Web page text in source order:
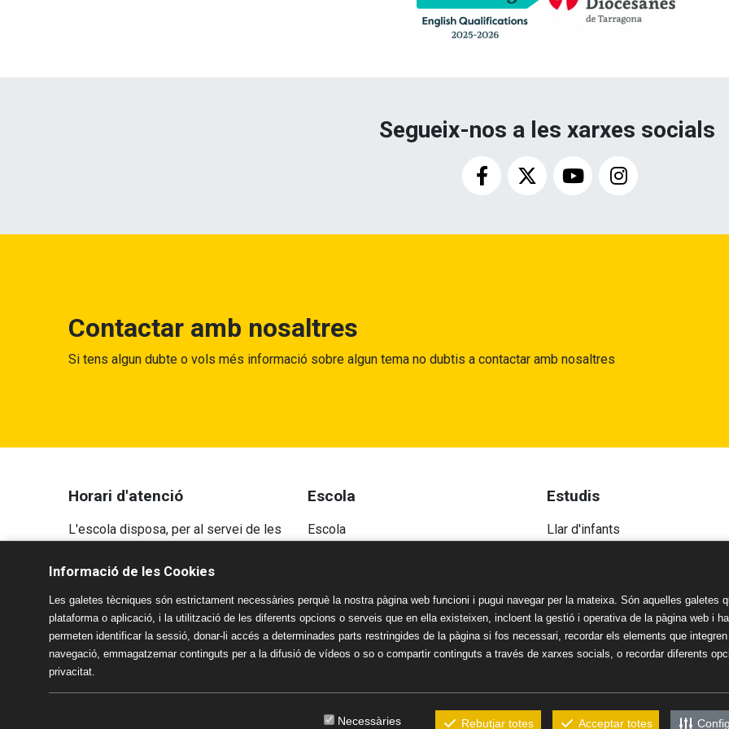
Segueix-nos a les xarxes socials
Contactar amb nosaltres
Si tens algun dubte o vols més informació sobre algun tema no dubtis a contactar amb nosaltres
Horari d'atenció
L'escola disposa, per al servei de les
secretaries diferenciades: la secretaria
administrativa i la secretaria tècnica.
Recepció: Atenció a famílies de les 8.30 h
fins les 18.30 h
Escola
Escola
Aspectes Legals
Avís Legal
Política de Privacitat
Estudis
Llar d'infants
Educació Secundària
Batxillerat
Informació de les Cookies
Les galetes tècniques són estrictament necessàries perquè la nostra pàgina web funcioni i pugui navegar per la mateixa. Són aquelles galetes
plataforma o aplicació, i la utilització de les diferents opcions o serveis que en ella existeixen, incloent la gestió i operativa de la pàgina web i
permeten identificar la sessió, donar-li accés a determinades parts restringides de la pàgina si fos necessari, recordar els elements que
navegació, emmagatzemar continguts per a la difusió de vídeos o so o compartir continguts a través de xarxes socials, o recordar diferents
privacitat.
Necessàries Rebutjar totes Acceptar totes